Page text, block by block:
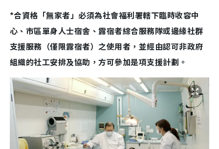
*合資格「無家者」必須為社會福利署轄下臨時收容中
心、市區單身人士宿舍、露宿者綜合服務隊或邊緣社群
支援服務（僅限露宿者）之使用者，並經由認可非政府
組織的社工安排及協助，方可參加是項支援計劃。